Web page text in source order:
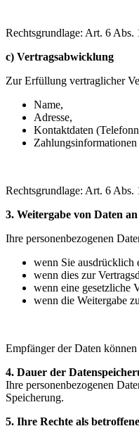
Rechtsgrundlage: Art. 6
c) Vertragsabwicklung
Zur Erfüllung vertraglicher
Name,
Adresse,
Kontaktdaten
Rechtsgrundlage: Art. 6
3. Weitergabe von Daten
Ihre personenbezogenen
wenn Sie
wenn dies zur
wenn eine gesetzliche
wenn die Weitergabe
Empfänger der Daten
4. Dauer der
Ihre personenbezogenen
Speicherung.
5. Ihre Rechte als